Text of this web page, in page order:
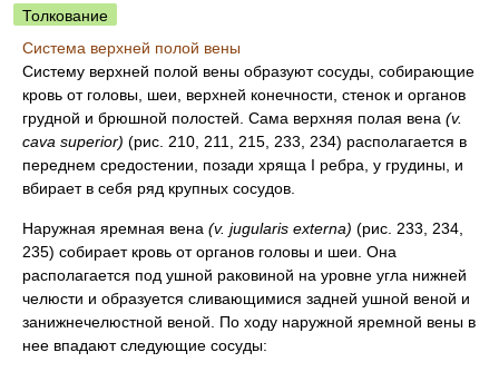
Толкование
Система верхней полой вены
Систему верхней полой вены образуют сосуды, собирающие
кровь от головы, шеи, верхней конечности, стенок и органов
грудной и брюшной полостей. Сама верхняя полая вена (v.
cava superior) (рис. 210, 211, 215, 233, 234) располагается в
переднем средостении, позади хряща I ребра, у грудины, и
вбирает в себя ряд крупных сосудов.
Наружная яремная вена (v. jugularis externa) (рис. 233, 234,
235) собирает кровь от органов головы и шеи. Она
располагается под ушной раковиной на уровне угла нижней
челюсти и образуется сливающимися задней ушной веной и
занижнечелюстной веной. По ходу наружной яремной вены в
нее впадают следующие сосуды: